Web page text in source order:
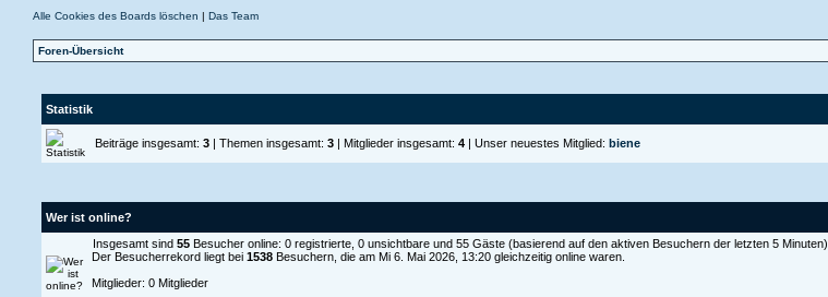
Alle Cookies des Boards löschen |Das Team
Foren-Übersicht
Statistik
Beiträge insgesamt:3 | Themen insgesamt:3 | Mitglieder insgesamt:4 | Unser neuestes Mitglied:biene
Wer ist online?
Insgesamt sind55 Besucher online: 0 registrierte, 0 unsichtbare und 55 Gäste (basierend auf den aktiven Besuchern der letzten 5 Minuten)
Der Besucherrekord liegt bei1538 Besuchern, die am Mi 6. Mai 2026, 13:20 gleichzeitig online waren.
Mitglieder: 0 Mitglieder